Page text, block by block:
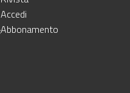
Accedi
Abbonamento